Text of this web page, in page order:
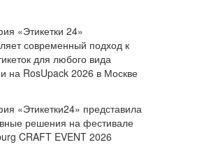
«Этикетки 24»
современный подход к
для любого вида
на RosUpack 2026 в Москве
«Этикетки24» представила
решения на фестивале
CRAFT EVENT 2026